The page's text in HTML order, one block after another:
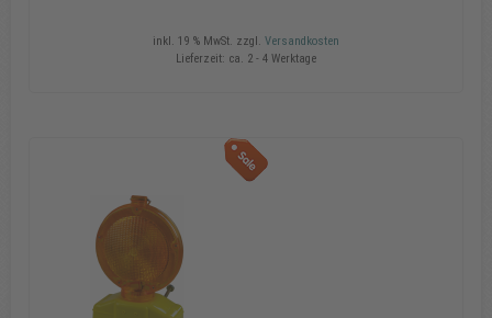
inkl. 19 % MwSt. zzgl. Versandkosten
Lieferzeit: ca. 2 - 4 Werktage